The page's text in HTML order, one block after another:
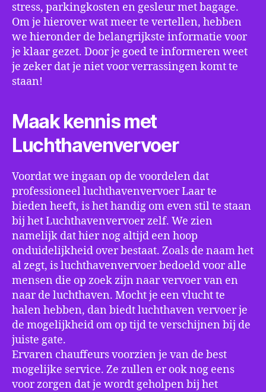
stress, parkingkosten en gesleur met bagage.
Om je hierover wat meer te vertellen, hebben
we hieronder de belangrijkste informatie voor
je klaar gezet. Door je goed te informeren weet
je zeker dat je niet voor verrassingen komt te
staan!
Maak kennis met
Luchthavenvervoer
Voordat we ingaan op de voordelen dat
professioneel luchthavenvervoer Laar te
bieden heeft, is het handig om even stil te staan
bij het Luchthavenvervoer zelf. We zien
namelijk dat hier nog altijd een hoop
onduidelijkheid over bestaat. Zoals de naam het
al zegt, is luchthavenvervoer bedoeld voor alle
mensen die op zoek zijn naar vervoer van en
naar de luchthaven. Mocht je een vlucht te
halen hebben, dan biedt luchthaven vervoer je
de mogelijkheid om op tijd te verschijnen bij de
juiste gate.
Ervaren chauffeurs voorzien je van de best
mogelijke service. Ze zullen er ook nog eens
voor zorgen dat je wordt geholpen bij het